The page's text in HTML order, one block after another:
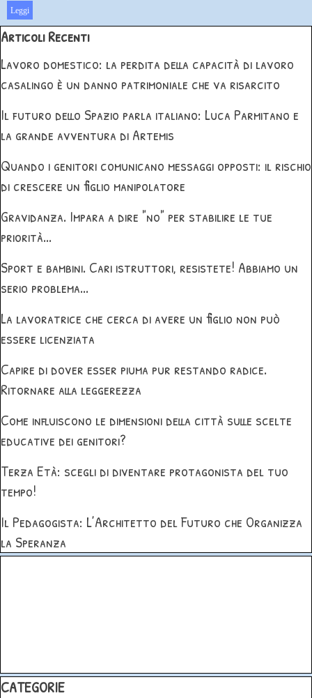
Leggi
Salta blocco Articoli Recenti
Articoli Recenti
Lavoro domestico: la perdita della capacità di lavoro
casalingo è un danno patrimoniale che va risarcito
Il futuro dello Spazio parla italiano: Luca Parmitano e
la grande avventura di Artemis
Quando i genitori comunicano messaggi opposti: il rischio
di crescere un figlio manipolatore
Gravidanza. Impara a dire "no" per stabilire le tue
priorità...
Sport e bambini. Cari istruttori, resistete! Abbiamo un
serio problema...
La lavoratrice che cerca di avere un figlio non può
essere licenziata
Capire di dover esser piuma pur restando radice.
Ritornare alla leggerezza
Come influiscono le dimensioni della città sulle scelte
educative dei genitori?
Terza Età: scegli di diventare protagonista del tuo
tempo!
Il Pedagogista: L’Architetto del Futuro che Organizza
la Speranza
Salta blocco CATEGORIE
CATEGORIE